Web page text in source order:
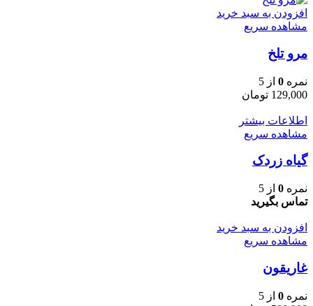
افزودن به سبد خرید
مشاهده سریع
مرو تلخ
نمره 0 از 5
129,000 تومان
اطلاعات بیشتر
مشاهده سریع
گیاه زردک
نمره 0 از 5
تماس بگیرید
افزودن به سبد خرید
مشاهده سریع
غاریقون
نمره 0 از 5